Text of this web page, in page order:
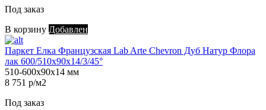
Под заказ
В корзину Добавлен
Паркет Елка Французская Lab Arte Chevron Дуб Натур Флора
лак 600/510х90х14/3/45°
510-600х90х14 мм
8 751 р/м2
Под заказ